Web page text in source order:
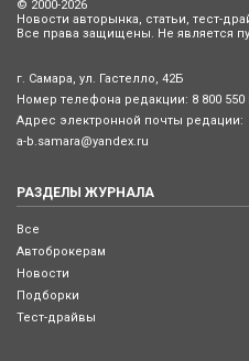
© 2000-2026
Новости авторынка, статьи, тест-
Все права защищены. Не является
г. Самара, ул. Гастелло, 42Б
Номер телефона редакции: 8 800 550
Адрес электронной почты редации:
a-b.samara@yandex.ru
РАЗДЕЛЫ ЖУРНАЛА
Все
Автоброкерам
Новости
Подборки
Тест-драйвы